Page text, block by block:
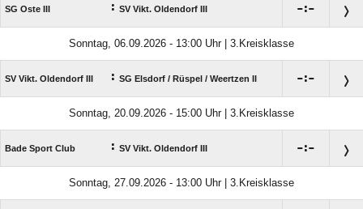
SG Oste III : SV Vikt. Oldendorf III :
Sonntag, 06.09.2026 - 13:00 Uhr | 3.Kreisklasse
SV Vikt. Oldendorf III : SG Elsdorf /​ Rüspel /​ Weertzen II :
Sonntag, 20.09.2026 - 15:00 Uhr | 3.Kreisklasse
Bade Sport Club : SV Vikt. Oldendorf III :
Sonntag, 27.09.2026 - 13:00 Uhr | 3.Kreisklasse